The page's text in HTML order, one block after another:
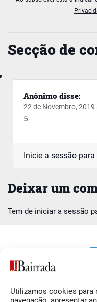
Utilizamos cookies para
Secção de
Anónimo disse:
22 de Novembro, 2019
5
Inicie a sessão
Deixar um
Tem de iniciar a sessão
Siga-nos